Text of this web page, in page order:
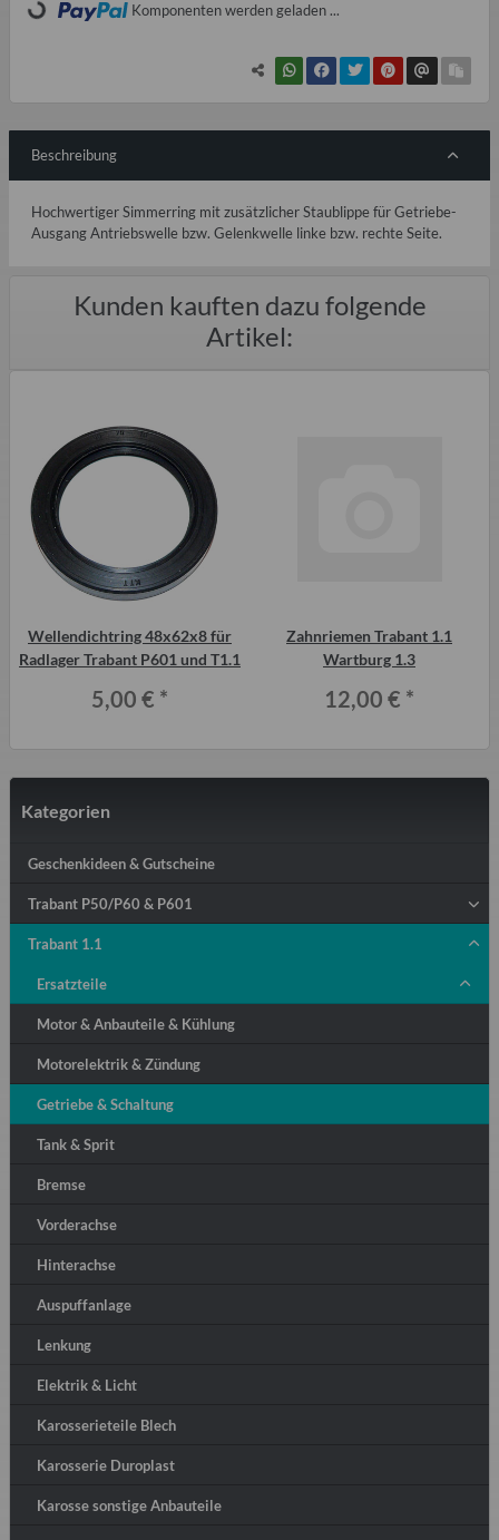
Loading... Komponenten werden geladen ...
Beschreibung
Hochwertiger Simmerring mit zusätzlicher Staublippe für Getriebe-
Ausgang Antriebswelle bzw. Gelenkwelle linke bzw. rechte Seite.
Kunden kauften dazu folgende
Artikel:
Wellendichtring 48x62x8 für
Radlager Trabant P601 und T1.1
5,00 € *
Zahnriemen Trabant 1.1
Wartburg 1.3
12,00 € *
Kategorien
Geschenkideen & Gutscheine
Trabant P50/P60 & P601
Trabant 1.1
Ersatzteile
Motor & Anbauteile & Kühlung
Motorelektrik & Zündung
Getriebe & Schaltung
Tank & Sprit
Bremse
Vorderachse
Hinterachse
Auspuffanlage
Lenkung
Elektrik & Licht
Karosserieteile Blech
Karosserie Duroplast
Karosse sonstige Anbauteile